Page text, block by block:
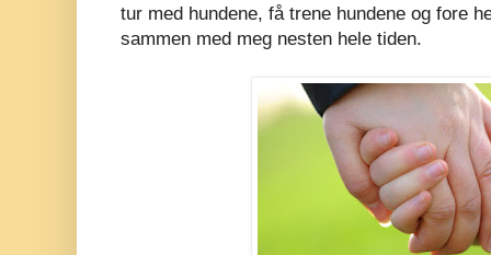
tur med hundene, få trene hundene og fore
sammen med meg nesten hele tiden.